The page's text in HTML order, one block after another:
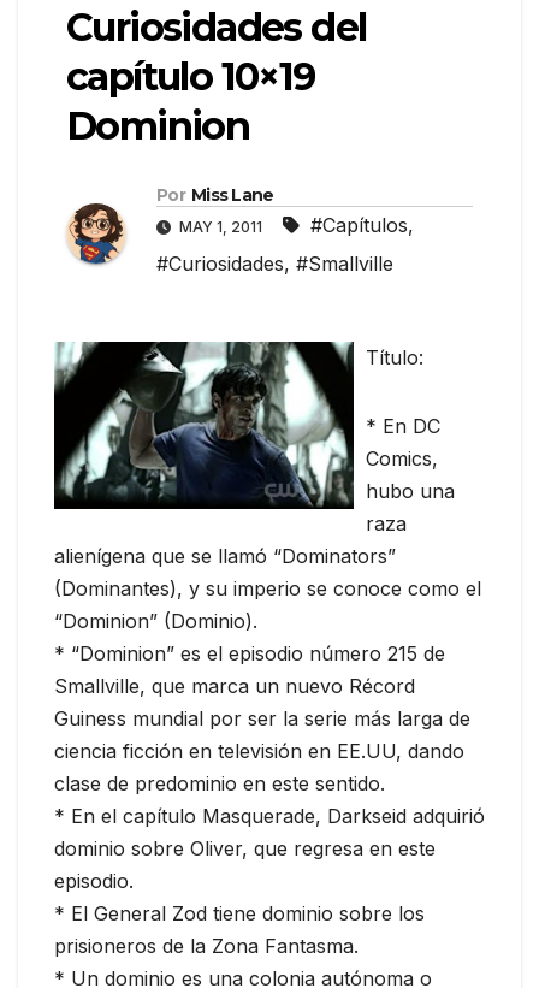
Curiosidades del
capítulo 10×19
Dominion
Por Miss Lane
MAY 1, 2011 #Capítulos,
#Curiosidades, #Smallville
Título:
* En DC
Comics,
hubo una
raza
alienígena que se llamó “Dominators”
(Dominantes), y su imperio se conoce como el
“Dominion” (Dominio).
* “Dominion” es el episodio número 215 de
Smallville, que marca un nuevo Récord
Guiness mundial por ser la serie más larga de
ciencia ficción en televisión en EE.UU, dando
clase de predominio en este sentido.
* En el capítulo Masquerade, Darkseid adquirió
dominio sobre Oliver, que regresa en este
episodio.
* El General Zod tiene dominio sobre los
prisioneros de la Zona Fantasma.
* Un dominio es una colonia autónoma o